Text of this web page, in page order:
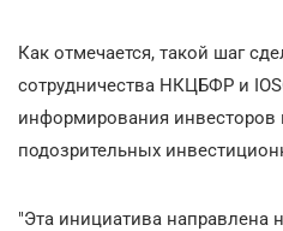
Как отмечается, такой шаг
сотрудничества НКЦБФР и
информирования инвесторов
подозрительных
"Эта инициатива направлена